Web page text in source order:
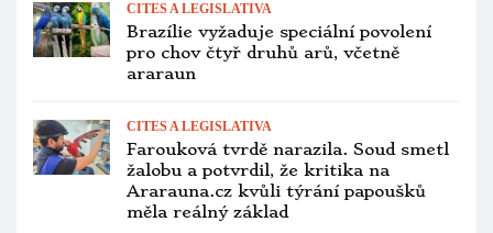
Šňůra úspěšných odchovů
dvojzoborožců nosorožčích v Zoo
Praha pokračuje i s novou samicí
Pět nebo dvacet? Brazilské úřady se
přou s vypouštěcím centrem, kolik ze
103 arů škraboškových má PBFD
VETERINA